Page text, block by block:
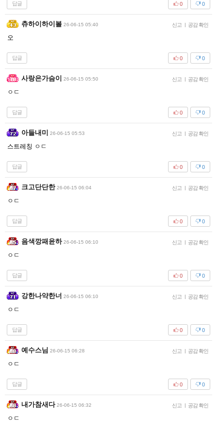
답글 0
0
츄하이하이볼 26-06-15 05:40 신고 | 공감 확인
오
답글 0
0
사랑은가슴이 26-06-15 05:50 신고 | 공감 확인
ㅇㄷ
답글 0
0
아들내미 26-06-15 05:53 신고 | 공감 확인
스트레칭 ㅇㄷ
답글 0
0
크고단단한 26-06-15 06:04 신고 | 공감 확인
ㅇㄷ
답글 0
0
음색깡패윤하 26-06-15 06:10 신고 | 공감 확인
ㅇㄷ
답글 0
0
강한나약한너 26-06-15 06:10 신고 | 공감 확인
ㅇㄷ
답글 0
0
예수스님 26-06-15 06:28 신고 | 공감 확인
ㅇㄷ
답글 0
0
내가참새다 26-06-15 06:32 신고 | 공감 확인
ㅇㄷ